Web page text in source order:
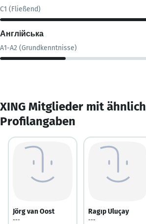
C1 (Fließend)
Англійська
A1-A2 (Grundkenntnisse)
XING Mitglieder mit
Profilangaben
Jörg van Oost
---
Ragıp Uluçay
---